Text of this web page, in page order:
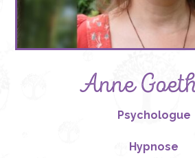
Anne
Psychologue
Hypnose